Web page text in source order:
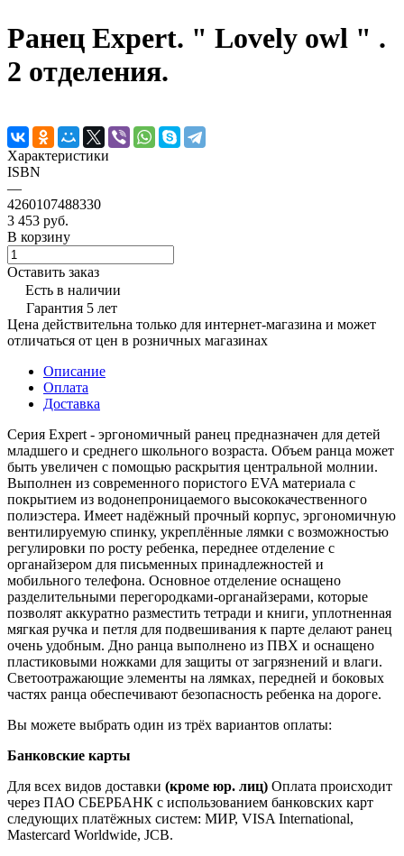
Ранец Expert. " Lovely owl " .
2 отделения.
Характеристики
ISBN
—
4260107488330
3 453 руб.
В корзину
Оставить заказ
Есть в наличии
Гарантия 5 лет
Цена действительна только для интернет-магазина и может
отличаться от цен в розничных магазинах
Описание
Оплата
Доставка
Серия Expert - эргономичный ранец предназначен для детей
младшего и среднего школьного возраста. Объем ранца может
быть увеличен с помощью раскрытия центральной молнии.
Выполнен из современного пористого EVA материала с
покрытием из водонепроницаемого высококачественного
полиэстера. Имеет надёжный прочный корпус, эргономичную
вентилируемую спинку, укреплённые лямки с возможностью
регулировки по росту ребенка, переднее отделение с
органайзером для письменных принадлежностей и
мобильного телефона. Основное отделение оснащено
разделительными перегородками-органайзерами, которые
позволят аккуратно разместить тетради и книги, уплотненная
мягкая ручка и петля для подвешивания к парте делают ранец
очень удобным. Дно ранца выполнено из ПВХ и оснащено
пластиковыми ножками для защиты от загрязнений и влаги.
Светоотражающие элементы на лямках, передней и боковых
частях ранца обеспечивают безопасность ребенка на дороге.
Вы можете выбрать один из трёх вариантов оплаты:
Банковские карты
Для всех видов доставки (кроме юр. лиц) Оплата происходит
через ПАО СБЕРБАНК с использованием банковских карт
следующих платёжных систем: МИР, VISA International,
Mastercard Worldwide, JCB.